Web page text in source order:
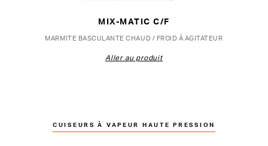
MIX-MATIC C/F
MARMITE BASCULANTE CHAUD / FROID À AGITATEUR
Aller au produit
CUISEURS À VAPEUR HAUTE PRESSION